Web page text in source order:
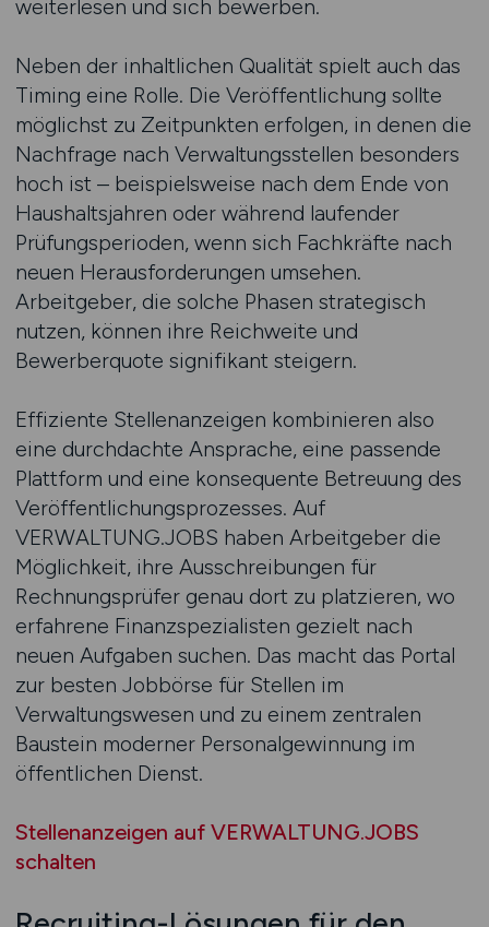
weiterlesen und sich bewerben.
Neben der inhaltlichen Qualität spielt auch das
Timing eine Rolle. Die Veröffentlichung sollte
möglichst zu Zeitpunkten erfolgen, in denen die
Nachfrage nach Verwaltungsstellen besonders
hoch ist – beispielsweise nach dem Ende von
Haushaltsjahren oder während laufender
Prüfungsperioden, wenn sich Fachkräfte nach
neuen Herausforderungen umsehen.
Arbeitgeber, die solche Phasen strategisch
nutzen, können ihre Reichweite und
Bewerberquote signifikant steigern.
Effiziente Stellenanzeigen kombinieren also
eine durchdachte Ansprache, eine passende
Plattform und eine konsequente Betreuung des
Veröffentlichungsprozesses. Auf
VERWALTUNG.JOBS haben Arbeitgeber die
Möglichkeit, ihre Ausschreibungen für
Rechnungsprüfer genau dort zu platzieren, wo
erfahrene Finanzspezialisten gezielt nach
neuen Aufgaben suchen. Das macht das Portal
zur besten Jobbörse für Stellen im
Verwaltungswesen und zu einem zentralen
Baustein moderner Personalgewinnung im
öffentlichen Dienst.
Stellenanzeigen auf VERWALTUNG.JOBS
schalten